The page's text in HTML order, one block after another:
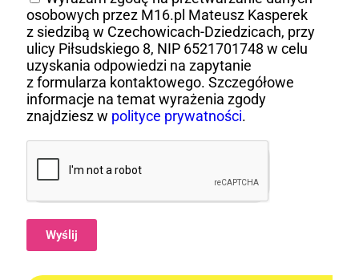
osobowych przez M16.pl Mateusz Kasperek
z siedzibą w Czechowicach-Dziedzicach, przy
ulicy Piłsudskiego 8, NIP 6521701748 w celu
uzyskania odpowiedzi na zapytanie
z formularza kontaktowego. Szczegółowe
informacje na temat wyrażenia zgody
znajdziesz w polityce prywatności.
Wyślij